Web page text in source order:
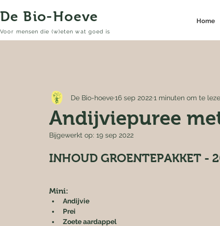
Andijviepuree
De Bio-hoeve16 sep 20221 minuten om te
Bijgewerkt op: 19 sep 2022
INHOUD GROENTEPAKKET -
Mini:
Andijvie
Prei
Zoete aardappel
De Bio-Hoeve
Voor mensen die (w)eten wat goed is
Home